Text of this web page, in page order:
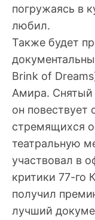
погружаясь в
любил.
Также будет
Brink of
Амира. Снятый
он повествует
стремящихся
театральную
участвовал в
критики 77-го
получил
лучший